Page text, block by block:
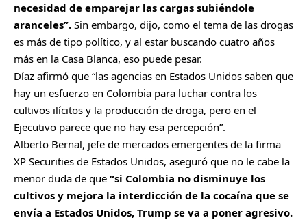
necesidad de emparejar las cargas subiéndole
aranceles”. Sin embargo, dijo, como el tema de las drogas
es más de tipo político, y al estar buscando cuatro años
más en la Casa Blanca, eso puede pesar.
Díaz afirmó que “las agencias en Estados Unidos saben que
hay un esfuerzo en Colombia para luchar contra los
cultivos ilícitos y la producción de droga, pero en el
Ejecutivo parece que no hay esa percepción”.
Alberto Bernal, jefe de mercados emergentes de la firma
XP Securities de Estados Unidos, aseguró que no le cabe la
menor duda de que “si Colombia no disminuye los
cultivos y mejora la interdicción de la cocaína que se
envía a Estados Unidos, Trump se va a poner agresivo.